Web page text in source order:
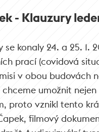
- Klauzury
se konaly 24. a 25. 1.
prací (covidová
v obou budovách
umožnit
proto vznikl tento
filmový